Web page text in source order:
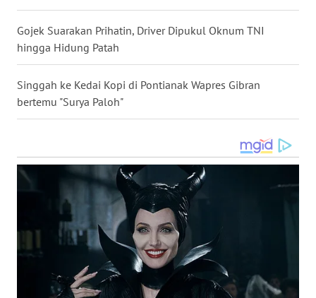
Gojek Suarakan Prihatin, Driver Dipukul Oknum TNI
hingga Hidung Patah
Singgah ke Kedai Kopi di Pontianak Wapres Gibran
bertemu "Surya Paloh"
WN
DAIRI
WN
DANAU
TOBA
WN
LANGKAT
TAPANULI
SELATAN